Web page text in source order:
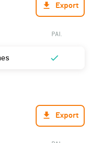
Export
PAI.
Export